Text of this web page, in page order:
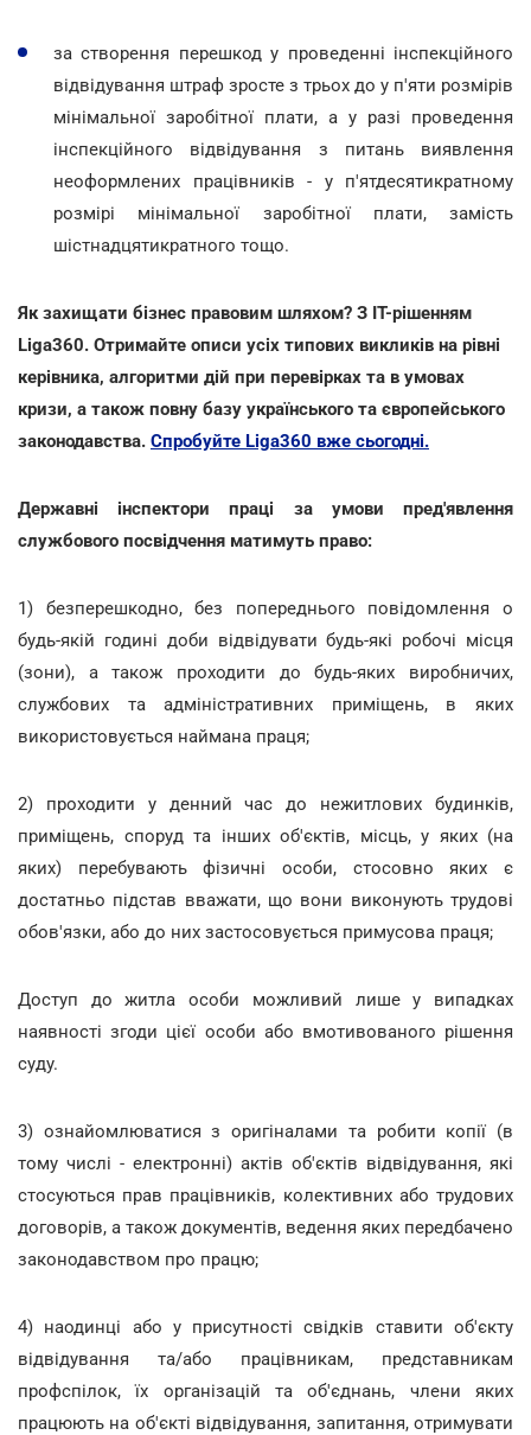
за створення перешкод у проведенні інспекційного
відвідування штраф зросте з трьох до у п'яти розмірів
мінімальної заробітної плати, а у разі проведення
інспекційного відвідування з питань виявлення
неоформлених працівників - у п'ятдесятикратному
розмірі мінімальної заробітної плати, замість
шістнадцятикратного тощо.
Як захищати бізнес правовим шляхом? З IT-рішенням
Liga360. Отримайте описи усіх типових викликів на рівні
керівника, алгоритми дій при перевірках та в умовах
кризи, а також повну базу українського та європейського
законодавства. Спробуйте Liga360 вже сьогодні.
Державні інспектори праці за умови пред'явлення
службового посвідчення матимуть право:
1) безперешкодно, без попереднього повідомлення о
будь-якій годині доби відвідувати будь-які робочі місця
(зони), а також проходити до будь-яких виробничих,
службових та адміністративних приміщень, в яких
використовується наймана праця;
2) проходити у денний час до нежитлових будинків,
приміщень, споруд та інших об'єктів, місць, у яких (на
яких) перебувають фізичні особи, стосовно яких є
достатньо підстав вважати, що вони виконують трудові
обов'язки, або до них застосовується примусова праця;
Доступ до житла особи можливий лише у випадках
наявності згоди цієї особи або вмотивованого рішення
суду.
3) ознайомлюватися з оригіналами та робити копії (в
тому числі - електронні) актів об'єктів відвідування, які
стосуються прав працівників, колективних або трудових
договорів, а також документів, ведення яких передбачено
законодавством про працю;
4) наодинці або у присутності свідків ставити об'єкту
відвідування та/або працівникам, представникам
профспілок, їх організацій та об'єднань, члени яких
працюють на об'єкті відвідування, запитання, отримувати